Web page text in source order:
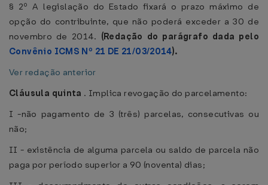
§ 2º A legislação do Estado fixará o prazo máximo de
opção do contribuinte, que não poderá exceder a 30 de
novembro de 2014. (Redação do parágrafo dada pelo
Convênio ICMS Nº 21 DE 21/03/2014).
Ver redação anterior
Cláusula quinta . Implica revogação do parcelamento:
I -não pagamento de 3 (três) parcelas, consecutivas ou
não;
II - existência de alguma parcela ou saldo de parcela não
paga por período superior a 90 (noventa) dias;